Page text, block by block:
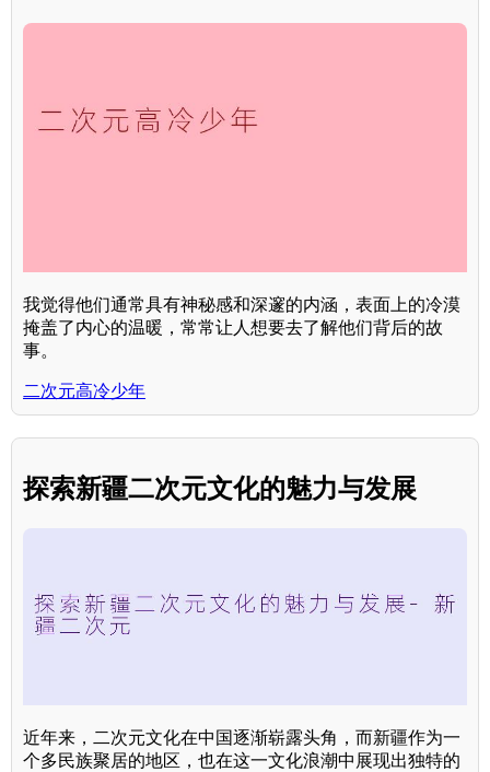
我觉得他们通常具有神秘感和深邃的内涵，表面上的冷漠
掩盖了内心的温暖，常常让人想要去了解他们背后的故
事。
二次元高冷少年
探索新疆二次元文化的魅力与发展
近年来，二次元文化在中国逐渐崭露头角，而新疆作为一
个多民族聚居的地区，也在这一文化浪潮中展现出独特的